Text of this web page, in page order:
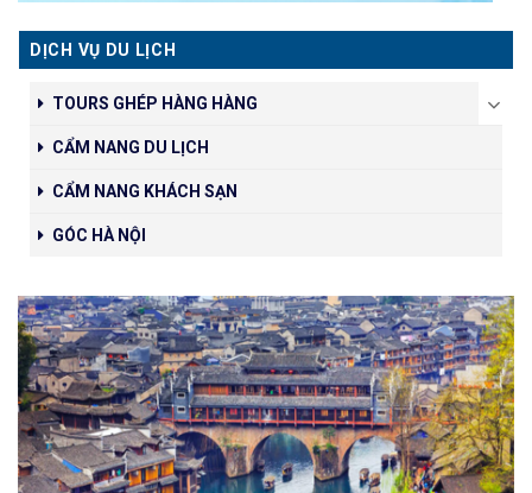
DỊCH VỤ DU LỊCH
TOURS GHÉP HÀNG HÀNG
CẨM NANG DU LỊCH
CẨM NANG KHÁCH SẠN
GÓC HÀ NỘI